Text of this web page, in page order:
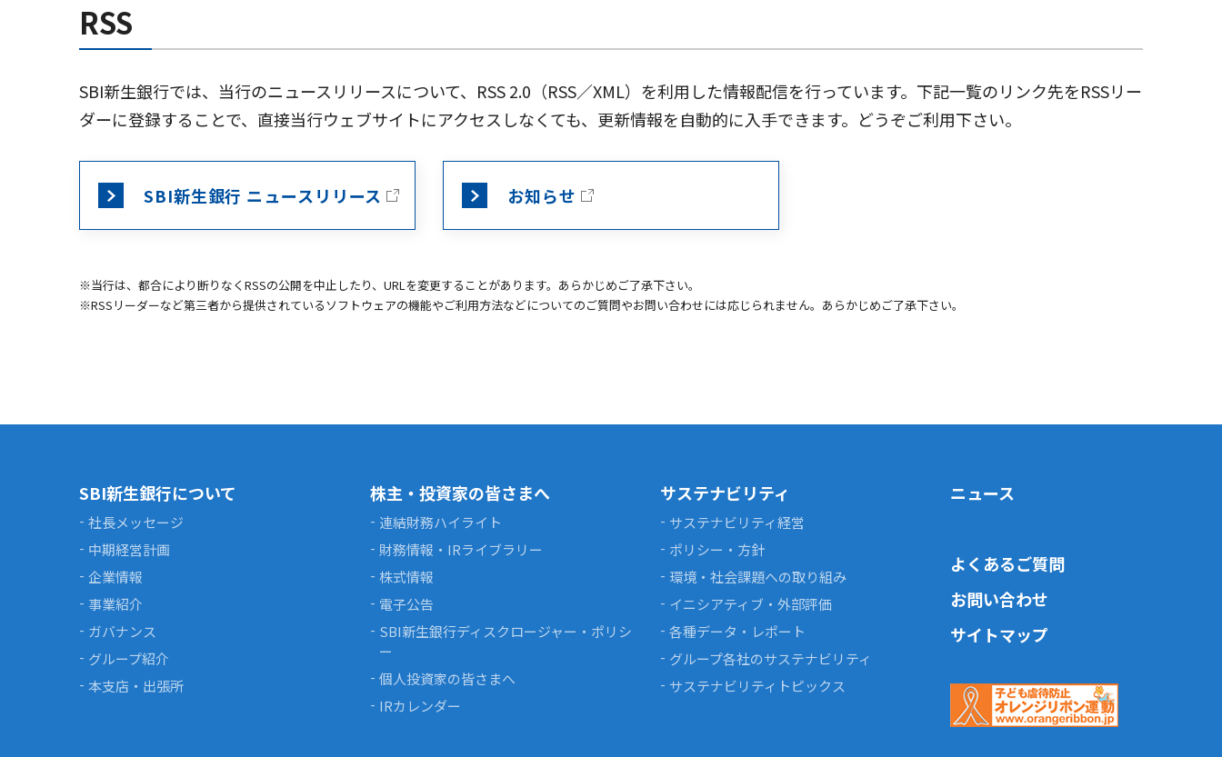
RSS
SBI新生銀行では、当行のニュースリリースについて、RSS 2.0（RSS／XML）を利用した情報配信を行っています。下記一覧のリンク先をRSSリー
ダーに登録することで、直接当行ウェブサイトにアクセスしなくても、更新情報を自動的に入手できます。どうぞご利用下さい。
SBI新生銀行 ニュースリリース お知らせ
※当行は、都合により断りなくRSSの公開を中止したり、URLを変更することがあります。あらかじめご了承下さい。
※RSSリーダーなど第三者から提供されているソフトウェアの機能やご利用方法などについてのご質問やお問い合わせには応じられません。あらかじめご了承下さい。
SBI新生銀行について
社長メッセージ
中期経営計画
企業情報
事業紹介
ガバナンス
グループ紹介
本支店・出張所
株主・投資家の皆さまへ
連結財務ハイライト
財務情報・IRライブラリー
株式情報
電子公告
SBI新生銀行ディスクロージャー・ポリシ
ー
個人投資家の皆さまへ
IRカレンダー
サステナビリティ
サステナビリティ経営
ポリシー・方針
環境・社会課題への取り組み
イニシアティブ・外部評価
各種データ・レポート
グループ各社のサステナビリティ
サステナビリティトピックス
ニュース
よくあるご質問
お問い合わせ
サイトマップ